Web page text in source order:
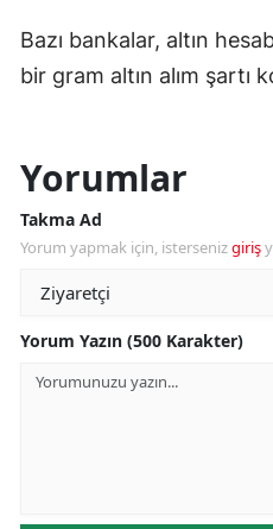
Bazı bankalar, altın
bir gram altın alım şartı
Yorumlar
Takma Ad
Yorum yapmak için, istersenizgiriş
Yorum Yazın (500 Karakter)